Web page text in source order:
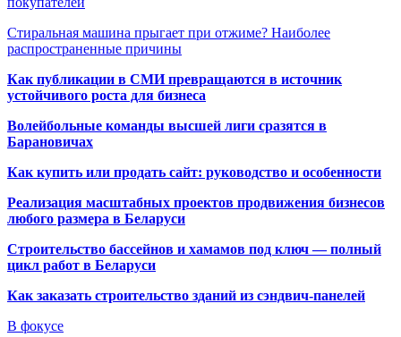
Стиральная машина прыгает при отжиме? Наиболее
распространенные причины
Как публикации в СМИ превращаются в источник
устойчивого роста для бизнеса
Волейбольные команды высшей лиги сразятся в
Барановичах
Как купить или продать сайт: руководство и особенности
Реализация масштабных проектов продвижения бизнесов
любого размера в Беларуси
Строительство бассейнов и хамамов под ключ — полный
цикл работ в Беларуси
Как заказать строительство зданий из сэндвич-панелей
В фокусе